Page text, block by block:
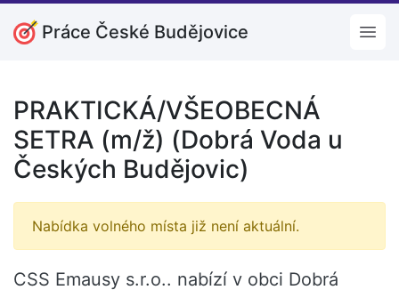
Práce České Budějovice
PRAKTICKÁ/VŠEOBECNÁ
SETRA (m/ž) (Dobrá Voda u
Českých Budějovic)
Nabídka volného místa již není aktuální.
CSS Emausy s.r.o.. nabízí v obci Dobrá